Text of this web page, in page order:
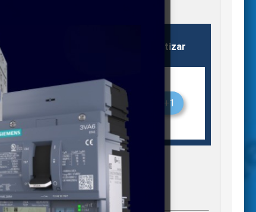
Cotizar
Silao 1 +1